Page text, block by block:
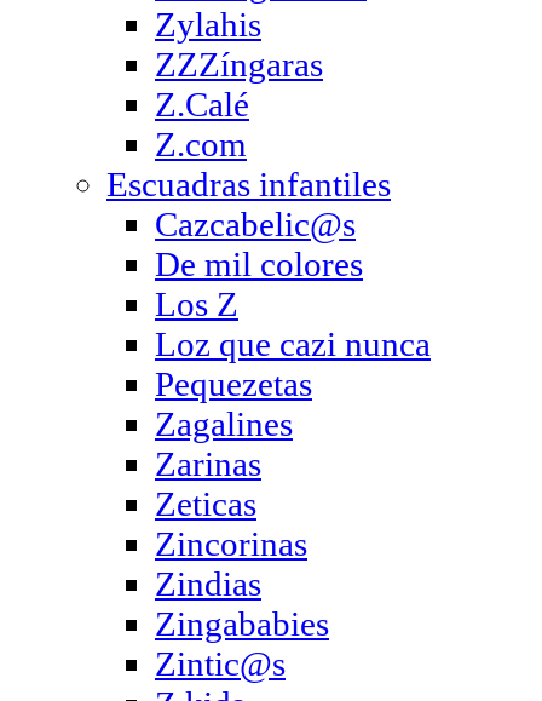
Zylahis
ZZZíngaras
Z.Calé
Z.com
Escuadras infantiles
Cazcabelic@s
De mil colores
Los Z
Loz que cazi nunca
Pequezetas
Zagalines
Zarinas
Zeticas
Zincorinas
Zindias
Zingababies
Zintic@s